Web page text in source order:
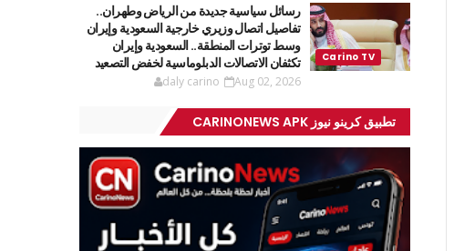
رسائل سياسية جديدة من الرياض وطهران..
تفاصيل اتصال وزيري خارجية السعودية وإيران
وسط توترات المنطقة.. السعودية وإيران
تكثفان الاتصالات الدبلوماسية لخفض التصعيد
daly carino Aug 02, 2026
تطبيق كرينو نيوز CARINONEWS APK